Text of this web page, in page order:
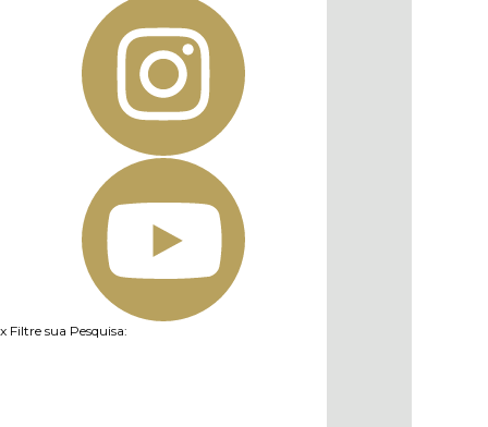
x Filtre sua Pesquisa: